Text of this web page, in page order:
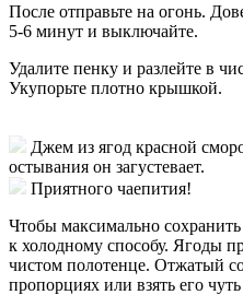
После отправьте на огонь.
5-6 минут и выключайте.
Удалите пенку и разлейте в
Укупорьте плотно крышкой.
Джем из ягод красной
остывания он загустевает.
Приятного чаепития!
Чтобы максимально
к холодному способу. Ягоды
чистом полотенце. Отжатый
пропорциях или взять его